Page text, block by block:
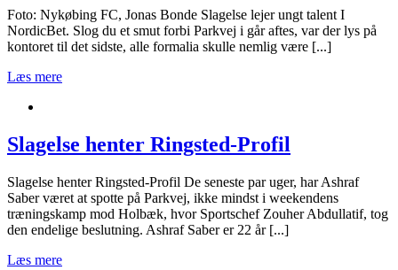
Foto: Nykøbing FC, Jonas Bonde Slagelse lejer ungt talent I
NordicBet. Slog du et smut forbi Parkvej i går aftes, var der lys på
kontoret til det sidste, alle formalia skulle nemlig være [...]
Læs mere
Slagelse henter Ringsted-Profil
Slagelse henter Ringsted-Profil De seneste par uger, har Ashraf
Saber været at spotte på Parkvej, ikke mindst i weekendens
træningskamp mod Holbæk, hvor Sportschef Zouher Abdullatif, tog
den endelige beslutning. Ashraf Saber er 22 år [...]
Læs mere